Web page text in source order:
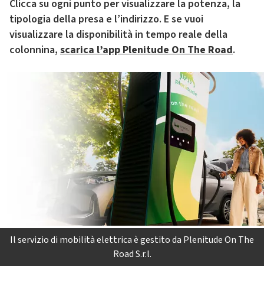
Clicca su ogni punto per visualizzare la potenza, la
tipologia della presa e l’indirizzo. E se vuoi
visualizzare la disponibilità in tempo reale della
colonnina, scarica l’app Plenitude On The Road.
Il servizio di mobilità elettrica è gestito da Plenitude On The
Road S.r.l.